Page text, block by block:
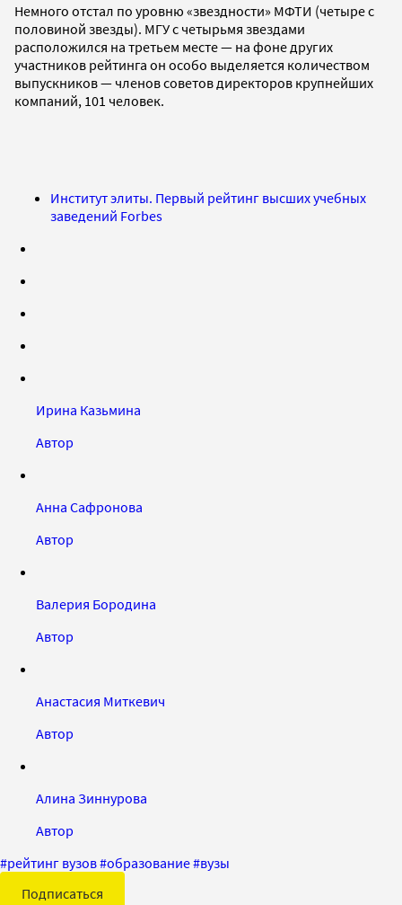
Немного отстал по уровню «звездности» МФТИ (четыре с
половиной звезды). МГУ с четырьмя звездами
расположился на третьем месте — на фоне других
участников рейтинга он особо выделяется количеством
выпускников — членов советов директоров крупнейших
компаний, 101 человек.
Институт элиты. Первый рейтинг высших учебных
заведений Forbes
Ирина Казьмина
Автор
Анна Сафронова
Автор
Валерия Бородина
Автор
Анастасия Миткевич
Автор
Алина Зиннурова
Автор
#рейтинг вузов#образование#вузы
Подписаться